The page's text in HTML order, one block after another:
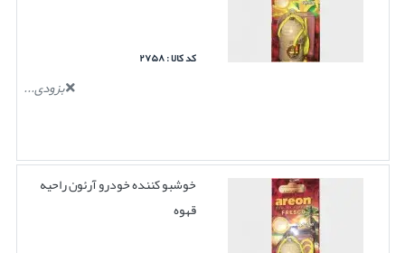
کد کالا : ۲۷۵۸
بزودی...
خوشبو کننده خودرو آرئون راحیه
قهوه